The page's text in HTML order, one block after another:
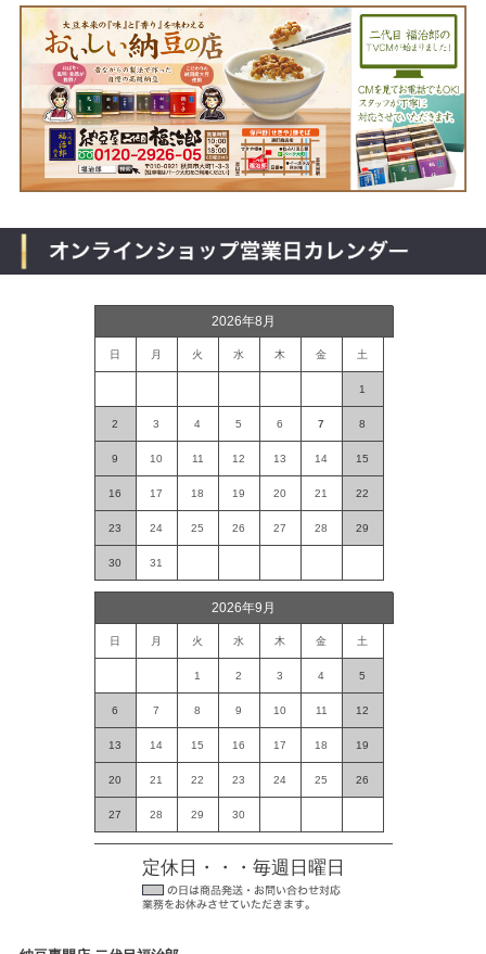
2026年8月
日 月 火 水 木 金 土
1
2 3 4 5 6 7 8
9 10 11 12 13 14 15
16 17 18 19 20 21 22
23 24 25 26 27 28 29
30 31
2026年9月
日 月 火 水 木 金 土
1 2 3 4 5
6 7 8 9 10 11 12
13 14 15 16 17 18 19
20 21 22 23 24 25 26
27 28 29 30
定休日・・・毎週日曜日